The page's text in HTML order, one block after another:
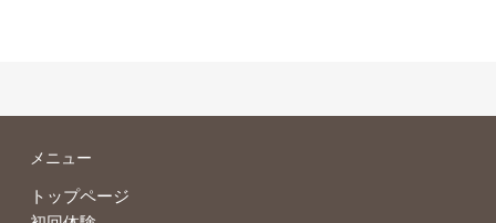
メニュー
トップページ